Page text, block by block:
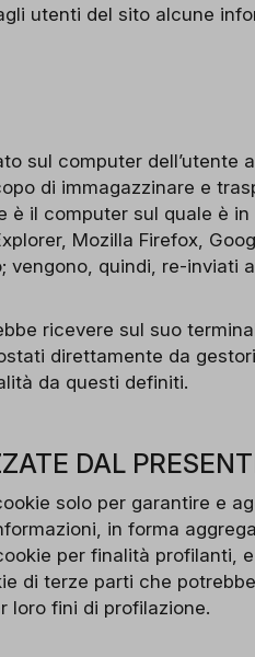
utenti del sito alcune
sul computer dell’utente
di immagazzinare e
è il computer sul quale è
Mozilla Firefox,
vengono, quindi, re-inviati
ricevere sul suo
direttamente da
da questi definiti.
DAL
solo per garantire e
in forma
per finalità profilanti,
di terze parti che
loro fini di profilazione.